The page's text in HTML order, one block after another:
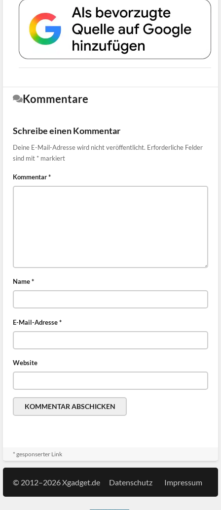
Kommentare
Schreibe einen Kommentar
Deine E-Mail-Adresse wird nicht veröffentlicht. Erforderliche Felder
sind mit * markiert
Kommentar*
Name*
E-Mail-Adresse*
Website
* gesponserter Link
© 2012–2026 Xgadget.de Datenschutz Impressum